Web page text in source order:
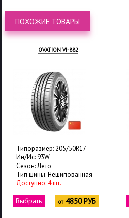
ПОХОЖИЕ ТОВАРЫ
OVATION VI-882
Типоразмер: 205/50R17
Ин/Ис: 93W
Сезон: Лето
Тип шины: Нешипованная
Доступно: 4 шт.
Выбрать от4850 РУБ